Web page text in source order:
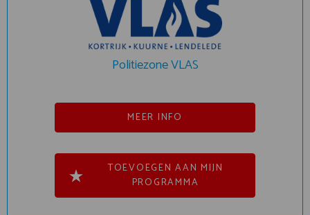
Politiezone VLAS
MEER INFO
TOEVOEGEN AAN MIJN
PROGRAMMA